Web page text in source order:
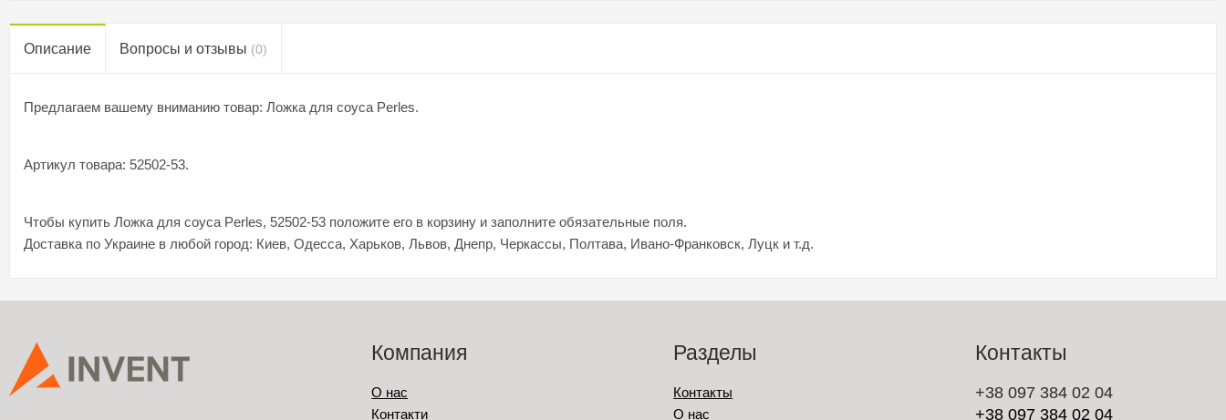
Описание Вопросы и отзывы (0)
Предлагаем вашему вниманию товар: Ложка для соуса Perles.
Артикул товара: 52502-53.
Чтобы купить Ложка для соуса Perles, 52502-53 положите его в корзину и заполните обязательные поля.
Доставка по Украине в любой город: Киев, Одесса, Харьков, Львов, Днепр, Черкассы, Полтава, Ивано-Франковск, Луцк и т.д.
Компания
О нас
Контакти
Разделы
Контакты
О нас
Контакты
+38 097 384 02 04
+38 097 384 02 04